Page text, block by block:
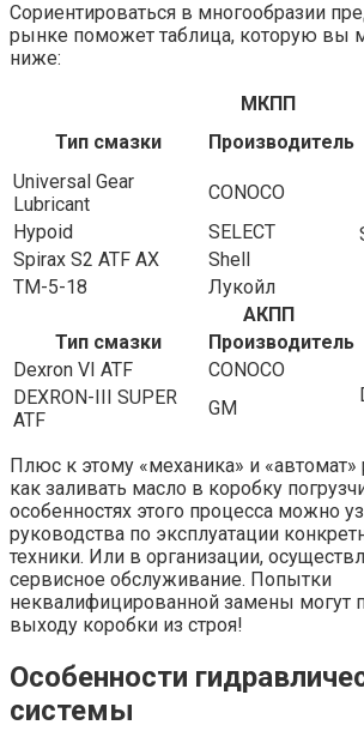
Сориентироваться в многообразии
рынке поможет таблица, которую вы
ниже:
МКПП
Тип смазки
Производитель
Universal Gear
Lubricant
CONOCO
Hypoid
SELECT
Spirax S2 ATF AX
Shell
ТМ-5-18
Лукойл
АКПП
Тип смазки
Производитель
Dexron VI ATF
CONOCO
DEXRON-III SUPER
ATF
GM
Плюс к этому «механика» и «автомат»
как заливать масло в коробку
особенностях этого процесса можно
руководства по эксплуатации
техники. Или в организации,
сервисное обслуживание. Попытки
неквалифицированной замены могут
выходу коробки из строя!
Особенности
системы